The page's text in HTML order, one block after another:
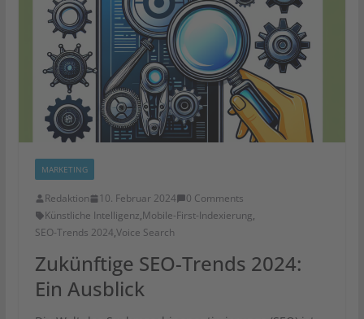
MARKETING
Redaktion 10. Februar 2024
0 Comments
Künstliche Intelligenz,Mobile-First-Indexierung,
SEO-Trends 2024,Voice Search
Zukünftige SEO-Trends 2024:
Ein Ausblick